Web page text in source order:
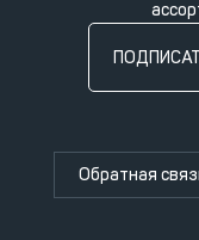
Обратная